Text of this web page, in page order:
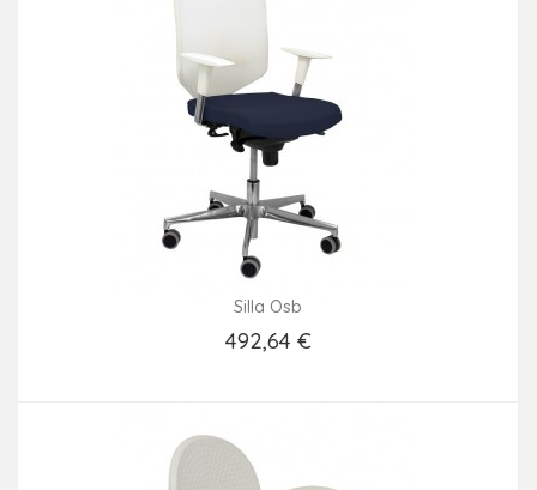
Silla Osb
492,64 €